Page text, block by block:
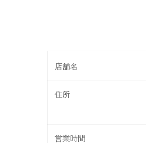
店舗名
住所
営業時間